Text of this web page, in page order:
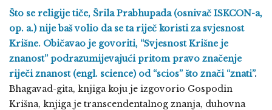
Što se religije tiče, Šrila Prabhupada (osnivač ISKCON-a,
op. a.) nije baš volio da se ta riječ koristi za svjesnost
Krišne. Običavao je govoriti, “Svjesnost Krišne je
znanost” podrazumijevajući pritom pravo značenje
riječi znanost (engl. science) od “scios” što znači “znati”.
Bhagavad-gita, knjiga koju je izgovorio Gospodin
Krišna, knjiga je transcendentalnog znanja, duhovna